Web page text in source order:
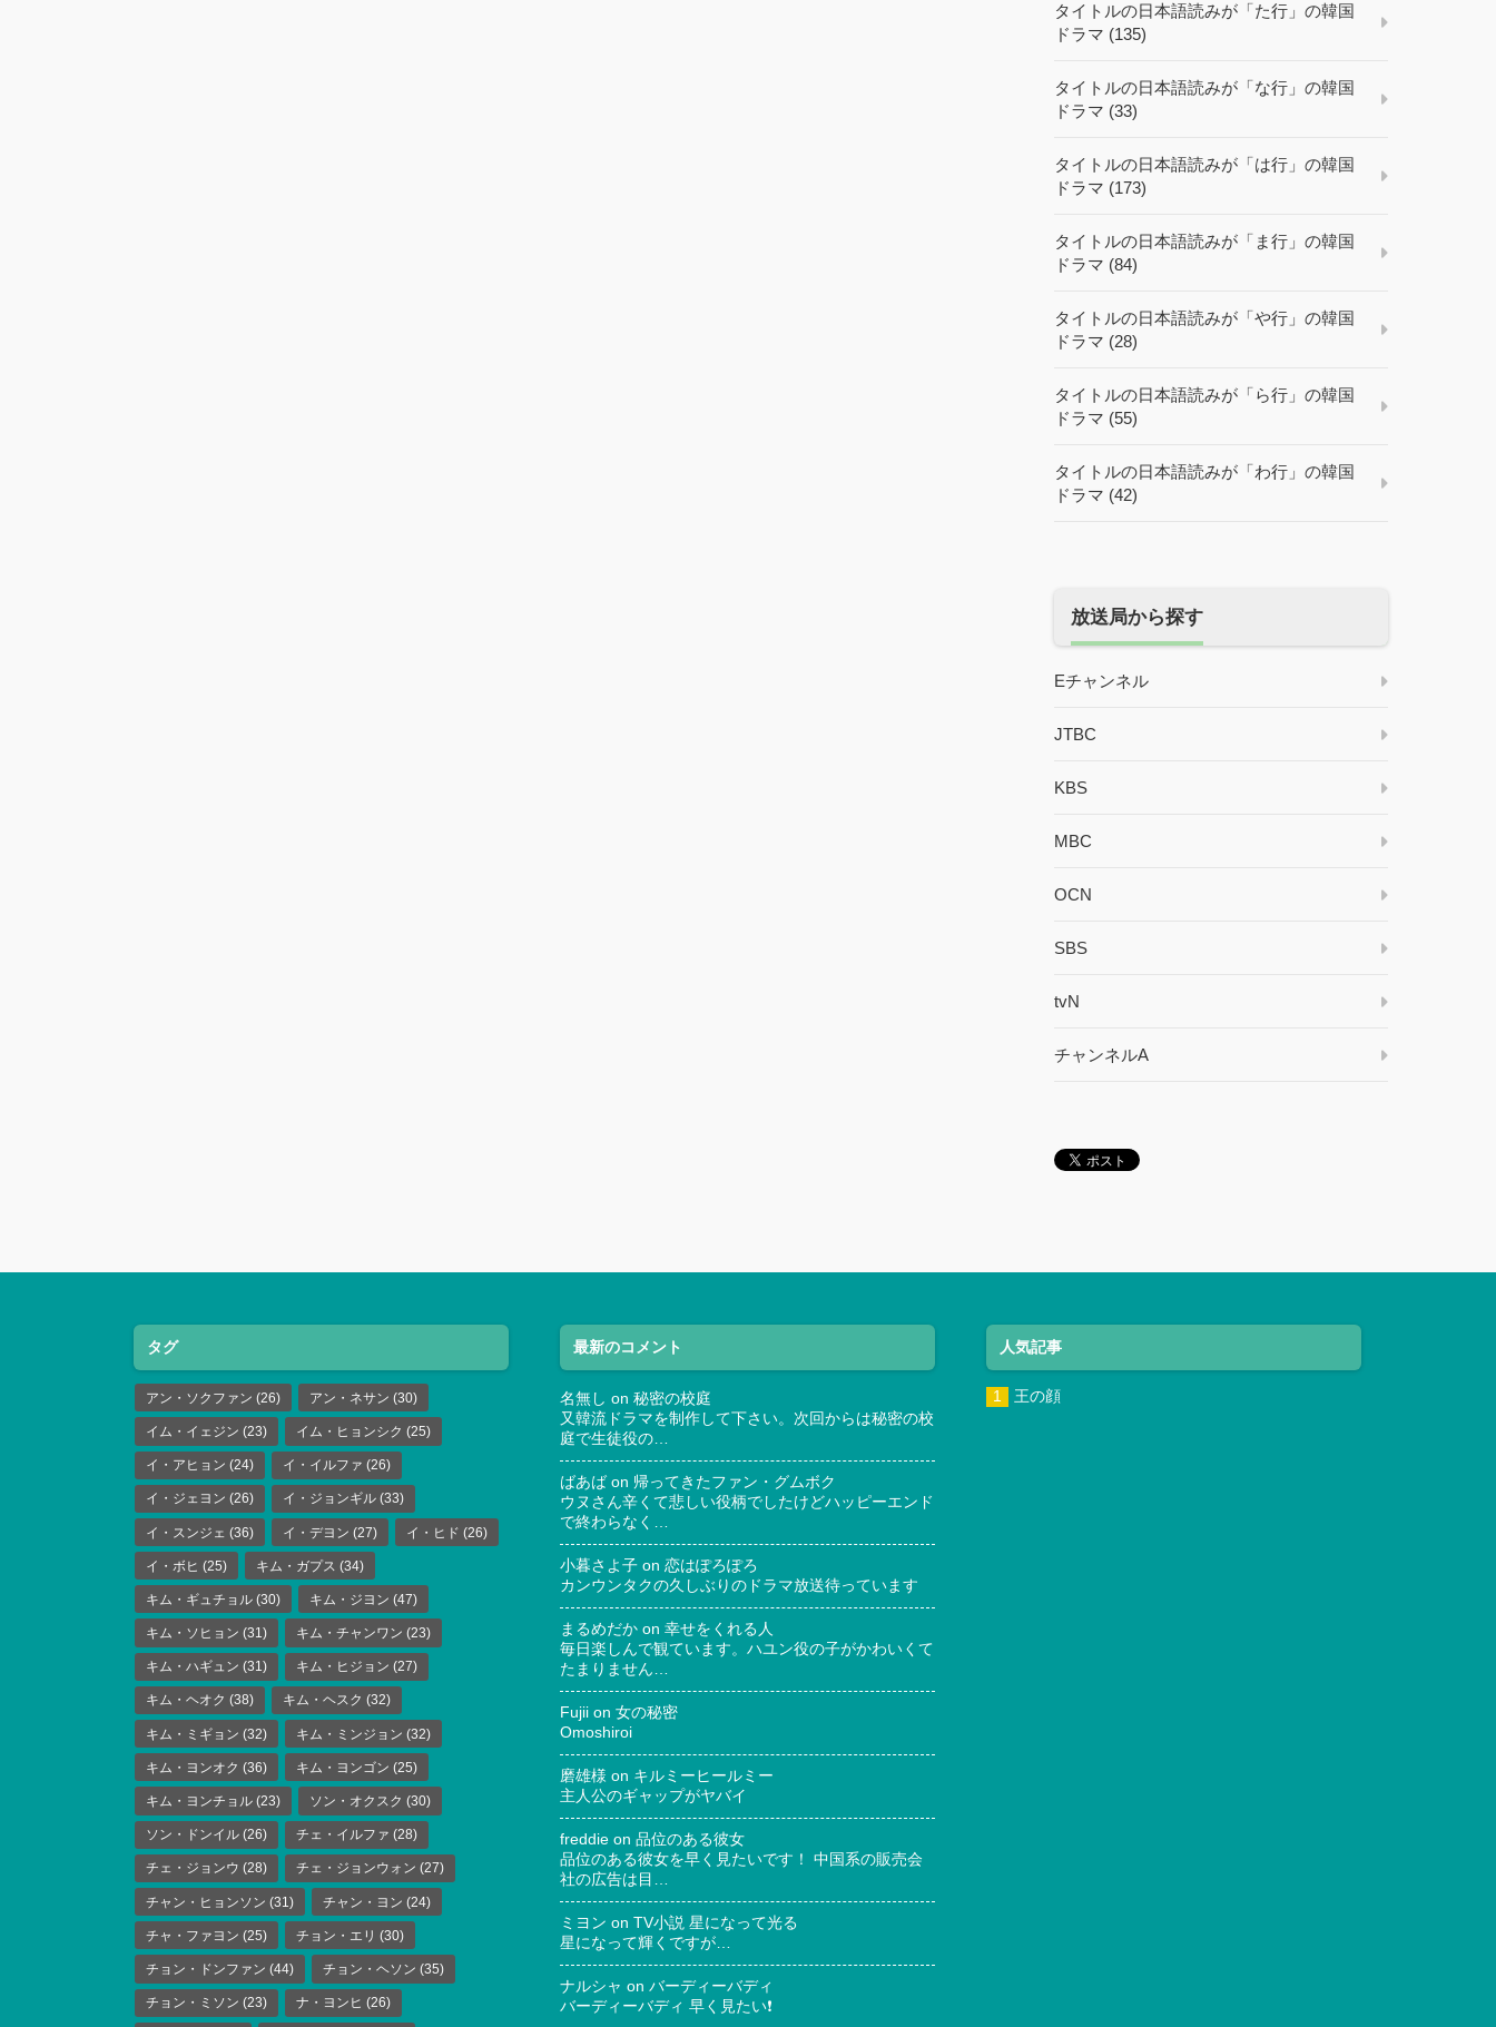
タイトルの日本語読みが「た行」の韓国
ドラマ (135)
タイトルの日本語読みが「な行」の韓国
ドラマ (33)
タイトルの日本語読みが「は行」の韓国
ドラマ (173)
タイトルの日本語読みが「ま行」の韓国
ドラマ (84)
タイトルの日本語読みが「や行」の韓国
ドラマ (28)
タイトルの日本語読みが「ら行」の韓国
ドラマ (55)
タイトルの日本語読みが「わ行」の韓国
ドラマ (42)
放送局から探す
Eチャンネル
JTBC
KBS
MBC
OCN
SBS
tvN
チャンネルA
タグ
アン・ソクファン (26) アン・ネサン (30)
イム・イェジン (23) イム・ヒョンシク (25)
イ・アヒョン (24) イ・イルファ (26)
イ・ジェヨン (26) イ・ジョンギル (33)
イ・スンジェ (36) イ・デヨン (27) イ・ヒド (26)
イ・ボヒ (25) キム・ガプス (34)
キム・ギュチョル (30) キム・ジヨン (47)
キム・ソヒョン (31) キム・チャンワン (23)
キム・ハギュン (31) キム・ヒジョン (27)
キム・ヘオク (38) キム・ヘスク (32)
キム・ミギョン (32) キム・ミンジョン (32)
キム・ヨンオク (36) キム・ヨンゴン (25)
キム・ヨンチョル (23) ソン・オクスク (30)
ソン・ドンイル (26) チェ・イルファ (28)
チェ・ジョンウ (28) チェ・ジョンウォン (27)
チャン・ヒョンソン (31) チャン・ヨン (24)
チャ・ファヨン (25) チョン・エリ (30)
チョン・ドンファン (44) チョン・ヘソン (35)
チョン・ミソン (23) ナ・ヨンヒ (26)
最新のコメント
名無し on 秘密の校庭
又韓流ドラマを制作して下さい。次回からは秘密の校
庭で生徒役の…
ばあば on 帰ってきたファン・グムボク
ウヌさん辛くて悲しい役柄でしたけどハッピーエンド
で終わらなく…
小暮さよ子 on 恋はぽろぽろ
カンウンタクの久しぶりのドラマ放送待っています
まるめだか on 幸せをくれる人
毎日楽しんで観ています。ハユン役の子がかわいくて
たまりません…
Fujii on 女の秘密
Omoshiroi
磨雄様 on キルミーヒールミー
主人公のギャップがヤバイ
freddie on 品位のある彼女
品位のある彼女を早く見たいです！ 中国系の販売会
社の広告は目…
ミヨン on TV小説 星になって光る
星になって輝くですが…
ナルシャ on バーディーバディ
バーディーバディ 早く見たい❗
人気記事
王の顔